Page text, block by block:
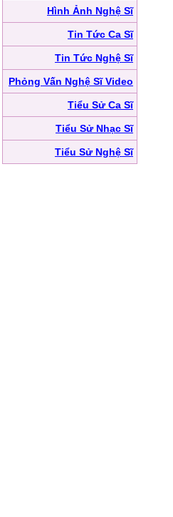
Hình Ảnh Nghệ Sĩ
Tin Tức Ca Sĩ
Tin Tức Nghệ Sĩ
Phỏng Vấn Nghệ Sĩ Video
Tiểu Sử Ca Sĩ
Tiểu Sử Nhạc Sĩ
Tiểu Sử Nghệ Sĩ